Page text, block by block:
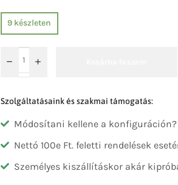
9 készleten
Szolgáltatásaink és szakmai támogatás:
Módosítani kellene a
Nettó 100e Ft. feletti rendelések
Személyes kiszállításkor akár